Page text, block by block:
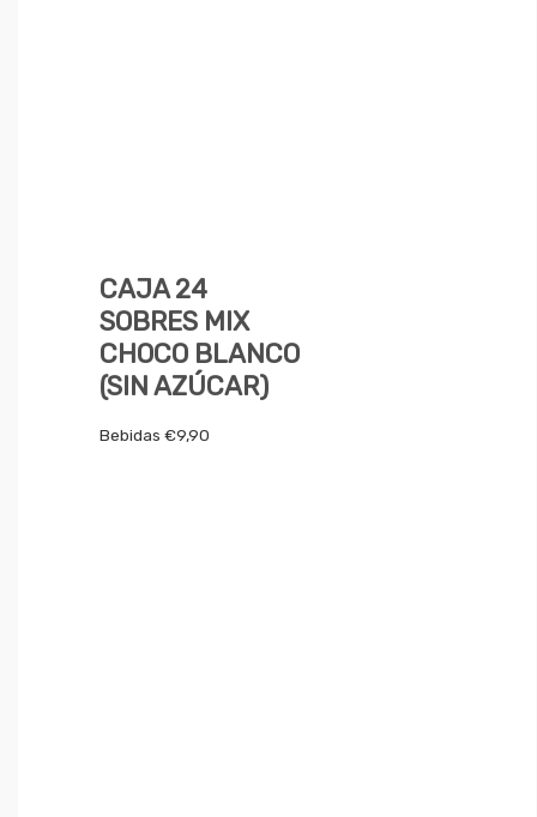
CAJA 24
SOBRES MIX
CHOCO BLANCO
(SIN AZÚCAR)
Bebidas €9,90